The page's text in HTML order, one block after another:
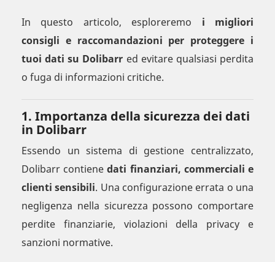
In questo articolo, esploreremo i migliori
consigli e raccomandazioni per proteggere i
tuoi dati su Dolibarr ed evitare qualsiasi perdita
o fuga di informazioni critiche.
1. Importanza della sicurezza dei dati
in Dolibarr
Essendo un sistema di gestione centralizzato,
Dolibarr contienedati finanziari, commerciali e
clienti sensibili. Una configurazione errata o una
negligenza nella sicurezza possono comportare
perdite finanziarie, violazioni della privacy e
sanzioni normative.